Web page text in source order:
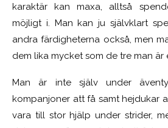
karaktär kan maxa, alltså
möjligt i. Man kan ju självklart
andra färdigheterna också, men
dem lika mycket som de tre man är
Man är inte själv under
kompanjoner att få samt hejdukar
vara till stor hjälp under strider,